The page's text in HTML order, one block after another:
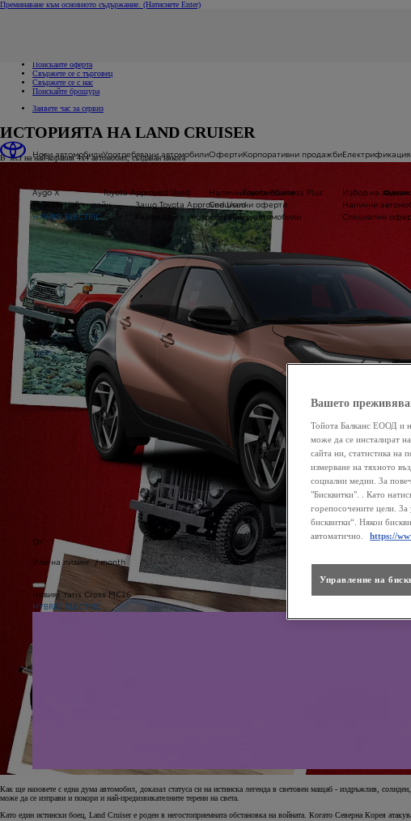
Преминаване към основното съдържание. (Натиснете Enter)
Поискайте оферта
Свържете се с търговец
Свържете се с нас
Поискайте брошура
Заявете час за сервиз
Нови автомобили
Aygo X
Резервирай онлайн
HYBRID ELECTRIC
От
Или на лизинг / month
Новият Yaris Cross MC26
HYBRID ELECTRIC
Употребявани автомобили
Toyota Approved Used
Защо Toyota Approved Used
Разгледайте употребяваните автомобили
Оферти
Налични автомобили
Специални оферти
Корпоративни продажби
Toyota Business Plus
Електрификация
Избор на
Налични
Специални
ИСТОРИЯТА НА LAND CRUISER
В чест на най-коравия 4x4 автомобил, създаван някога
Как ще назовете с една дума автомобил, доказал статуса си на истинска легенда в световен мащаб - издръжлив,
може да се изправи и покори и най-предизвикателните терени на света.
Като един истински боец, Land Cruiser e роден в негостоприемната обстановка на войната. Когато Северна Корея
Вашето
Тойота Балканс ЕООД и
може да се инсталират
сайта ни, статистика на
измерване на тяхното
социални медии. За
"Бисквитки". . Като
горепосочените цели. За
бисквитки“. Някои
автоматично.
https://
Управление на